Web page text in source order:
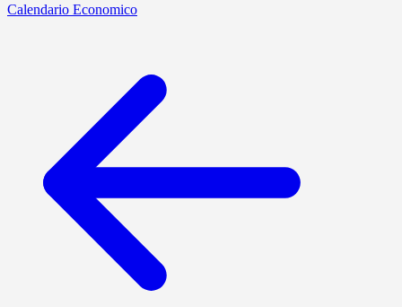
Calendario Economico